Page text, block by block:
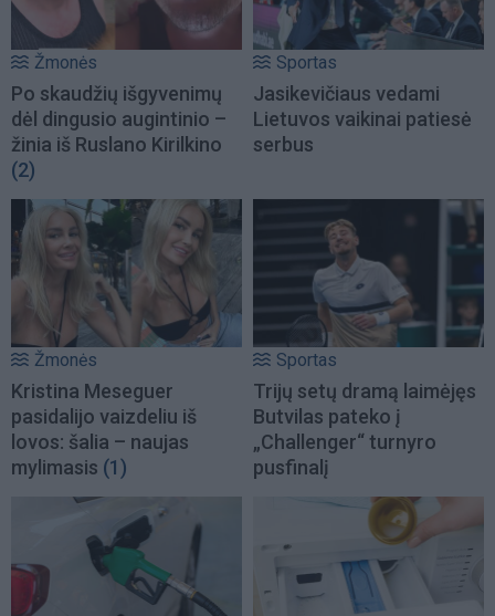
Žmonės
Po skaudžių išgyvenimų
dėl dingusio augintinio –
žinia iš Ruslano Kirilkino
(2)
Sportas
Jasikevičiaus vedami
Lietuvos vaikinai patiesė
serbus
Žmonės
Kristina Meseguer
pasidalijo vaizdeliu iš
lovos: šalia – naujas
mylimasis (1)
Sportas
Trijų setų dramą laimėjęs
Butvilas pateko į
„Challenger“ turnyro
pusfinalį